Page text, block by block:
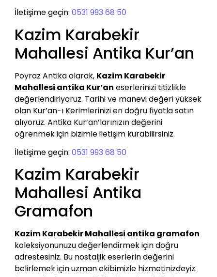
İletişime geçin: 0531 993 68 50
Kazim Karabekir
Mahallesi Antika Kur’an
Poyraz Antika olarak, Kazim Karabekir
Mahallesi antika Kur’an eserlerinizi titizlikle
değerlendiriyoruz. Tarihi ve manevi değeri yüksek
olan Kur’an-ı Kerimlerinizi en doğru fiyatla satın
alıyoruz. Antika Kur’an’larınızın değerini
öğrenmek için bizimle iletişim kurabilirsiniz.
İletişime geçin: 0531 993 68 50
Kazim Karabekir
Mahallesi Antika
Gramafon
Kazim Karabekir Mahallesi antika gramafon
koleksiyonunuzu değerlendirmek için doğru
adrestesiniz. Bu nostaljik eserlerin değerini
belirlemek için uzman ekibimizle hizmetinizdeyiz.